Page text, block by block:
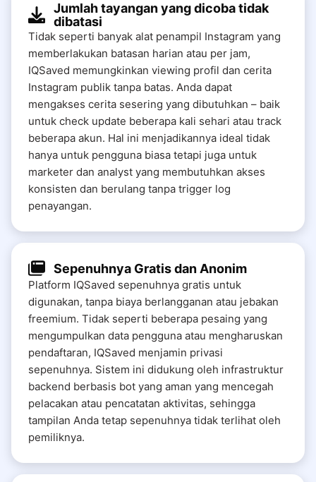
Jumlah tayangan yang dicoba tidak
dibatasi
Tidak seperti banyak alat penampil Instagram yang
memberlakukan batasan harian atau per jam,
IQSaved memungkinkan viewing profil dan cerita
Instagram publik tanpa batas. Anda dapat
mengakses cerita sesering yang dibutuhkan – baik
untuk check update beberapa kali sehari atau track
beberapa akun. Hal ini menjadikannya ideal tidak
hanya untuk pengguna biasa tetapi juga untuk
marketer dan analyst yang membutuhkan akses
konsisten dan berulang tanpa trigger log
penayangan.
Sepenuhnya Gratis dan Anonim
Platform IQSaved sepenuhnya gratis untuk
digunakan, tanpa biaya berlangganan atau jebakan
freemium. Tidak seperti beberapa pesaing yang
mengumpulkan data pengguna atau mengharuskan
pendaftaran, IQSaved menjamin privasi
sepenuhnya. Sistem ini didukung oleh infrastruktur
backend berbasis bot yang aman yang mencegah
pelacakan atau pencatatan aktivitas, sehingga
tampilan Anda tetap sepenuhnya tidak terlihat oleh
pemiliknya.